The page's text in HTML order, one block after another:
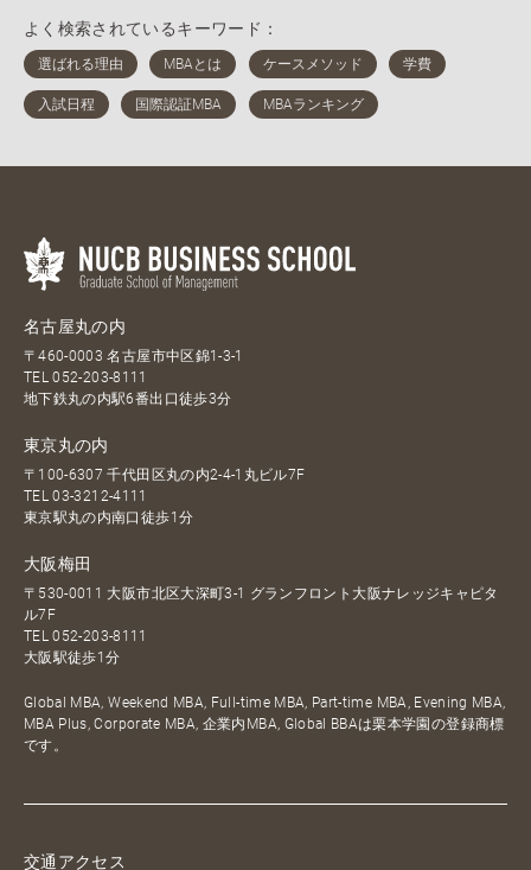
よく検索されているキーワード：
名古屋丸の内
〒460-0003 名古屋市中区錦1-3-1
TEL052-203-8111
地下鉄丸の内駅6番出口徒歩3分
東京丸の内
〒100-6307 千代田区丸の内2-4-1丸ビル7F
TEL03-3212-4111
東京駅丸の内南口徒歩1分
大阪梅田
〒530-0011 大阪市北区大深町3-1 グランフロント大阪ナレッジキャピタ
ル7F
TEL052-203-8111
大阪駅徒歩1分
Global MBA, Weekend MBA, Full-time MBA, Part-time MBA, Evening MBA,
MBA Plus, Corporate MBA, 企業内MBA, Global BBAは栗本学園の登録商標
です。
交通アクセス